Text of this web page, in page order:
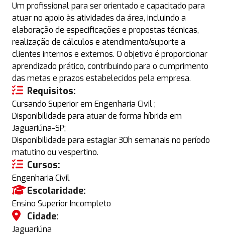
Um profissional para ser orientado e capacitado para
atuar no apoio às atividades da área, incluindo a
elaboração de especificações e propostas técnicas,
realização de cálculos e atendimento/suporte a
clientes internos e externos. O objetivo é proporcionar
aprendizado prático, contribuindo para o cumprimento
das metas e prazos estabelecidos pela empresa.
Requisitos:
Cursando Superior em Engenharia Civil ;
Disponibilidade para atuar de forma híbrida em
Jaguariúna-SP;
Disponibilidade para estagiar 30h semanais no período
matutino ou vespertino.
Cursos:
Engenharia Civil
Escolaridade:
Ensino Superior Incompleto
Cidade:
Jaguariúna